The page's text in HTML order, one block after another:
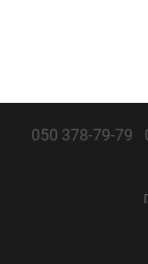
050 378-79-79